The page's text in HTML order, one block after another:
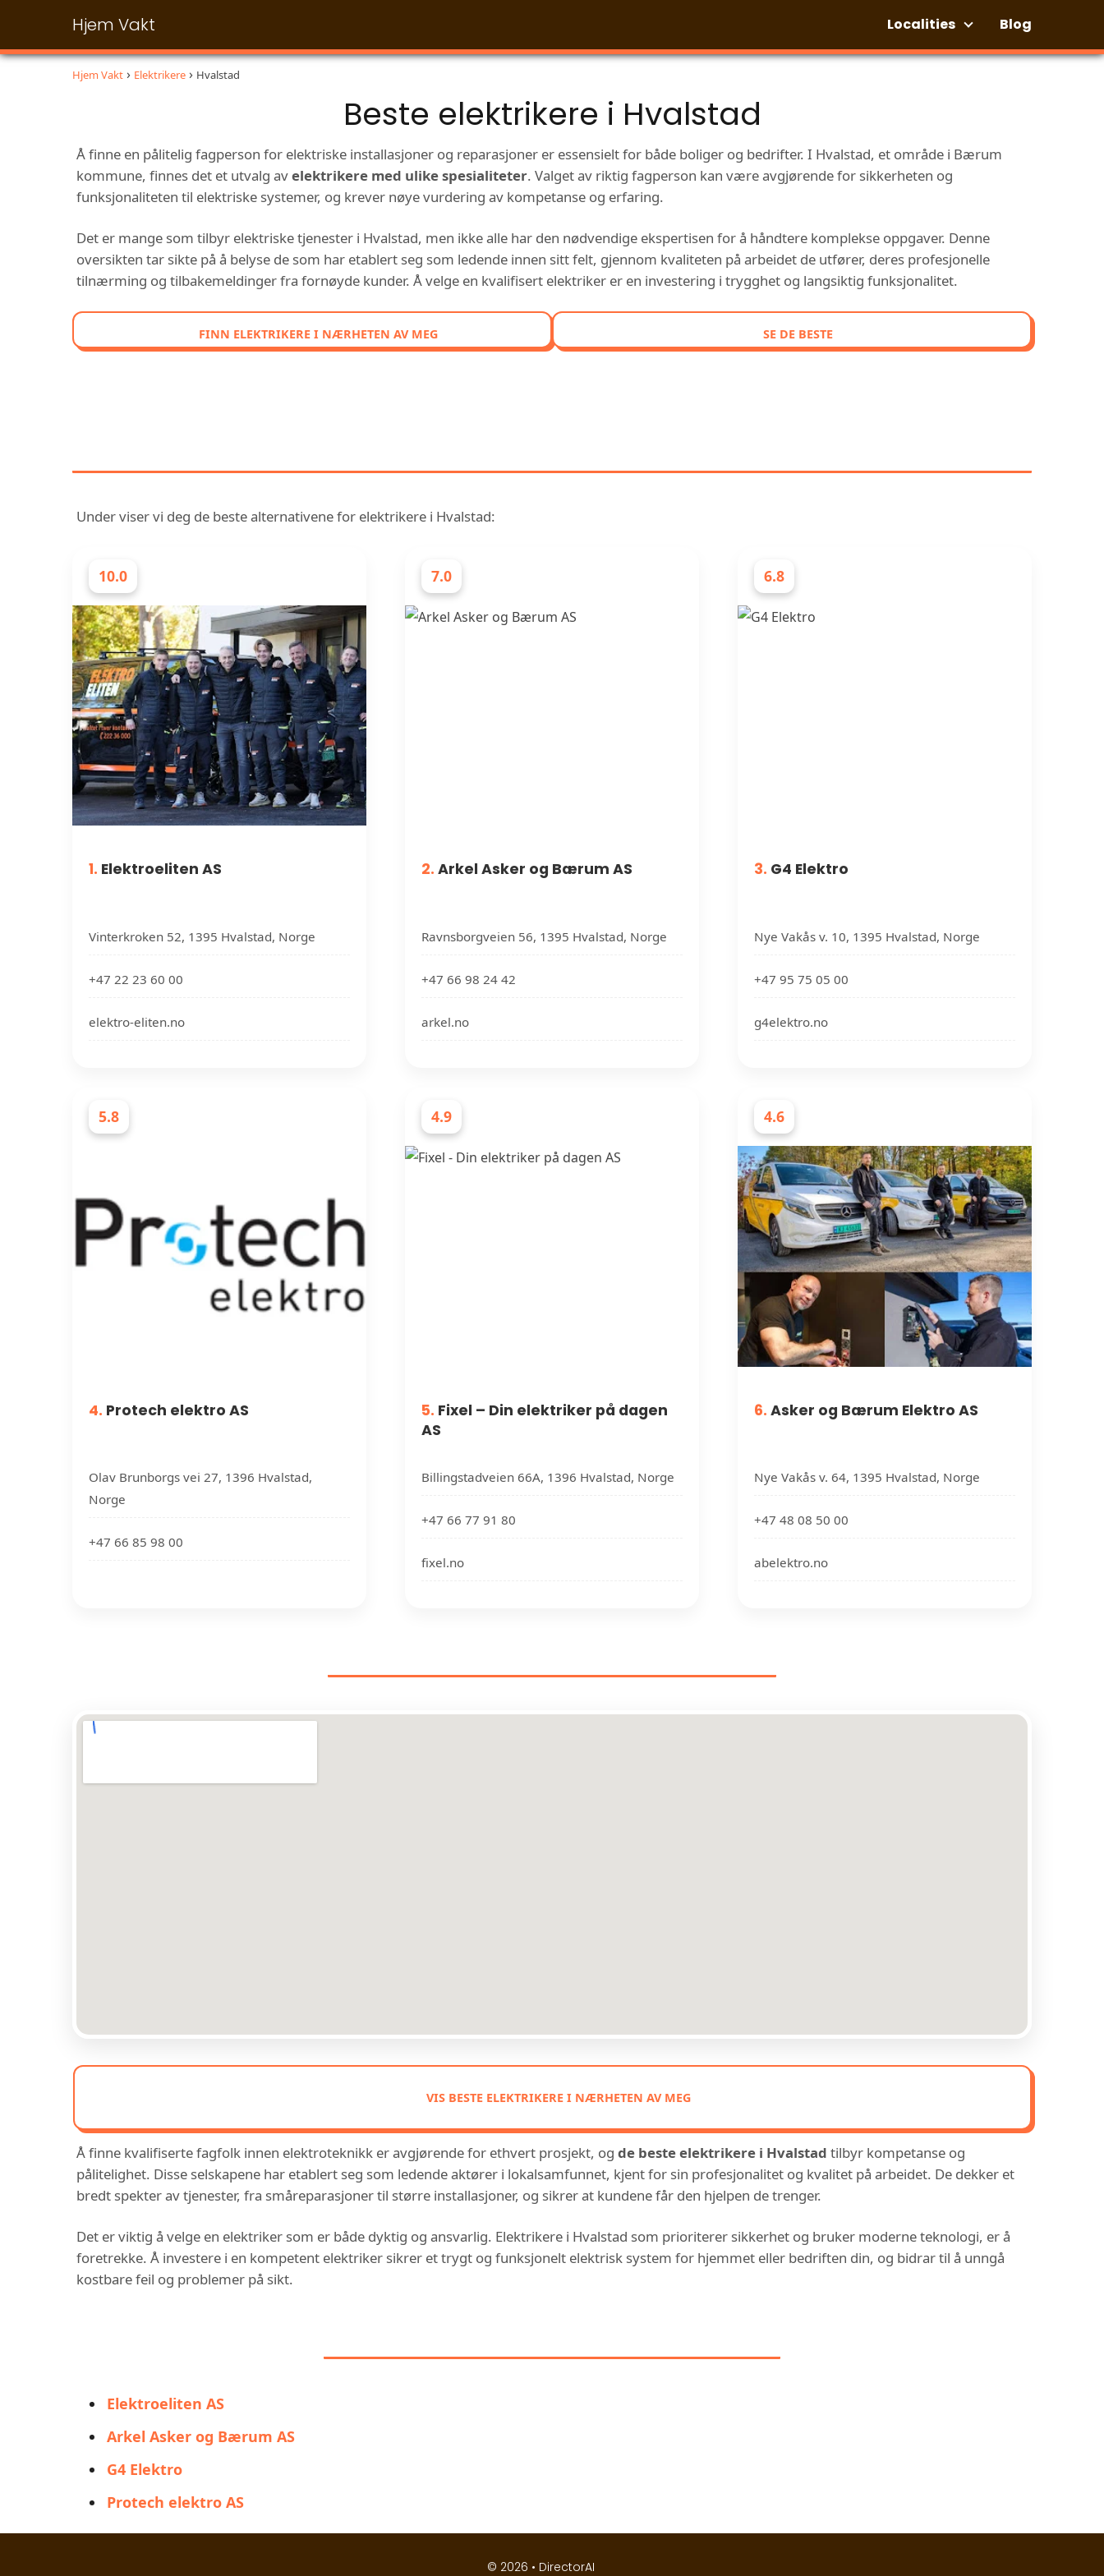
Hjem Vakt Localities Blog
Hjem Vakt Elektrikere Hvalstad
Beste elektrikere i Hvalstad
Å finne en pålitelig fagperson for elektriske installasjoner og reparasjoner er essensielt for både boliger og bedrifter. I Hvalstad, et område i Bærum
kommune, finnes det et utvalg avelektrikere med ulike spesialiteter. Valget av riktig fagperson kan være avgjørende for sikkerheten og
funksjonaliteten til elektriske systemer, og krever nøye vurdering av kompetanse og erfaring.
Det er mange som tilbyr elektriske tjenester i Hvalstad, men ikke alle har den nødvendige ekspertisen for å håndtere komplekse oppgaver. Denne
oversikten tar sikte på å belyse de som har etablert seg som ledende innen sitt felt, gjennom kvaliteten på arbeidet de utfører, deres profesjonelle
tilnærming og tilbakemeldinger fra fornøyde kunder. Å velge en kvalifisert elektriker er en investering i trygghet og langsiktig funksjonalitet.
FINN ELEKTRIKERE I NÆRHETEN AV MEG SE DE BESTE
Under viser vi deg de beste alternativene for elektrikere i Hvalstad:
10.0
1. Elektroeliten AS
Vinterkroken 52, 1395 Hvalstad, Norge
+47 22 23 60 00
elektro-eliten.no
7.0
2. Arkel Asker og Bærum AS
Ravnsborgveien 56, 1395 Hvalstad, Norge
+47 66 98 24 42
arkel.no
6.8
3. G4 Elektro
Nye Vakås v. 10, 1395 Hvalstad, Norge
+47 95 75 05 00
g4elektro.no
5.8
4. Protech elektro AS
Olav Brunborgs vei 27, 1396 Hvalstad,
Norge
+47 66 85 98 00
4.9
5. Fixel – Din elektriker på dagen
AS
Billingstadveien 66A, 1396 Hvalstad, Norge
+47 66 77 91 80
fixel.no
4.6
6. Asker og Bærum Elektro AS
Nye Vakås v. 64, 1395 Hvalstad, Norge
+47 48 08 50 00
abelektro.no
VIS BESTE ELEKTRIKERE I NÆRHETEN AV MEG
Å finne kvalifiserte fagfolk innen elektroteknikk er avgjørende for ethvert prosjekt, og de beste elektrikere i Hvalstad tilbyr kompetanse og
pålitelighet. Disse selskapene har etablert seg som ledende aktører i lokalsamfunnet, kjent for sin profesjonalitet og kvalitet på arbeidet. De dekker et
bredt spekter av tjenester, fra småreparasjoner til større installasjoner, og sikrer at kundene får den hjelpen de trenger.
Det er viktig å velge en elektriker som er både dyktig og ansvarlig. Elektrikere i Hvalstad som prioriterer sikkerhet og bruker moderne teknologi, er å
foretrekke. Å investere i en kompetent elektriker sikrer et trygt og funksjonelt elektrisk system for hjemmet eller bedriften din, og bidrar til å unngå
kostbare feil og problemer på sikt.
Elektroeliten AS
Arkel Asker og Bærum AS
G4 Elektro
Protech elektro AS
© 2026 • DirectorAI